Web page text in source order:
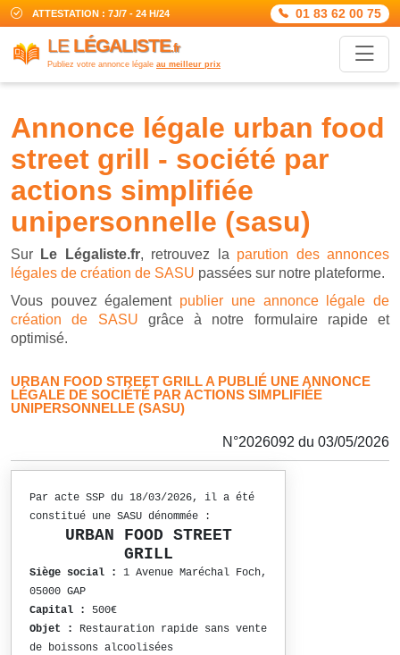
ATTESTATION : 7J/7 - 24 H/24 01 83 62 00 75
LE LÉGALISTE.fr
Publiez votre annonce légale au meilleur prix
annonce légale urban food
street grill - société par
actions simplifiée
unipersonnelle (sasu)
Sur Le Légaliste.fr, retrouvez la parution des annonces
légales de création de SASU passées sur notre plateforme.
Vous pouvez également publier une annonce légale de
création de SASU grâce à notre formulaire rapide et
optimisé.
URBAN FOOD STREET GRILL A PUBLIÉ UNE ANNONCE
LÉGALE DE SOCIÉTÉ PAR ACTIONS SIMPLIFIÉE
UNIPERSONNELLE (SASU)
N°2026092 du 03/05/2026
Par acte SSP du 18/03/2026, il a été
constitué une SASU dénommée :
URBAN FOOD STREET
GRILL
Siège social :
1 Avenue Maréchal Foch,
05000 GAP
Capital :
500€
Objet :
Restauration rapide sans vente
de boissons alcoolisées